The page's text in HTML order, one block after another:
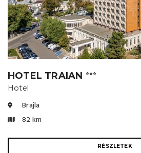
HOTEL TRAIAN ⭐⭐⭐
Hotel
Brajla
82 km
RÉSZLETEK